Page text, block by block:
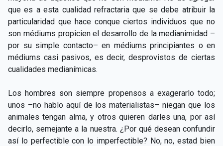
que es a esta cualidad refractaria que se debe atribuir la
particularidad que hace conque ciertos individuos que no
son médiums propicien el desarrollo de la medianimidad –
por su simple contacto– en médiums principiantes o en
médiums casi pasivos, es decir, desprovistos de ciertas
cualidades medianímicas.
Los hombres son siempre propensos a exagerarlo todo;
unos –no hablo aquí de los materialistas– niegan que los
animales tengan alma, y otros quieren darles una, por así
decirlo, semejante a la nuestra. ¿Por qué desean confundir
así lo perfectible con lo imperfectible? No, no, estad bien